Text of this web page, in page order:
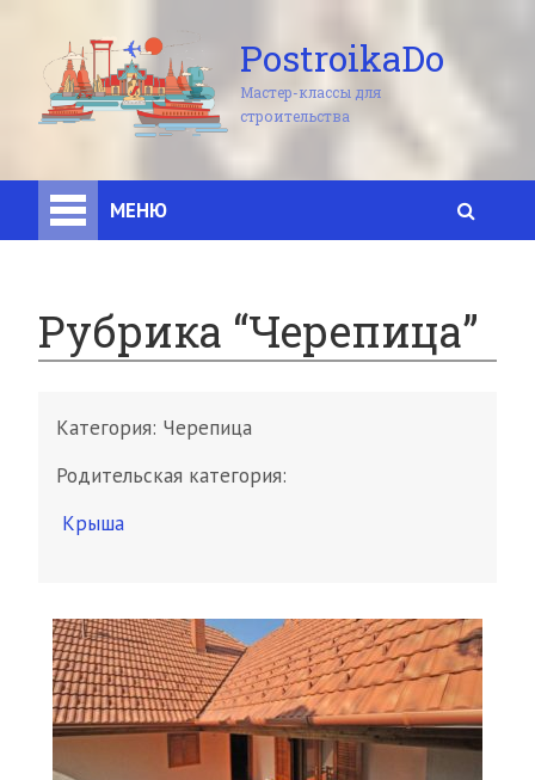
PostroikaDo
Мастер-классы для
строительства
МЕНЮ
Рубрика “Черепица”
Категория: Черепица
Родительская категория:
Крыша